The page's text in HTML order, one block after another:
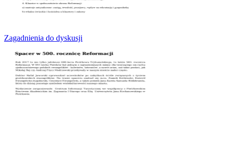
Zagadnienia do dyskusji